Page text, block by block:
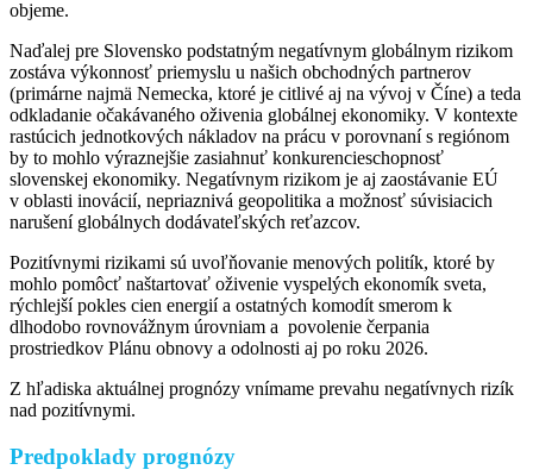
objeme.
Naďalej pre Slovensko podstatným negatívnym globálnym rizikom
zostáva výkonnosť priemyslu u našich obchodných partnerov
(primárne najmä Nemecka, ktoré je citlivé aj na vývoj v Číne) a teda
odkladanie očakávaného oživenia globálnej ekonomiky. V kontexte
rastúcich jednotkových nákladov na prácu v porovnaní s regiónom
by to mohlo výraznejšie zasiahnuť konkurencieschopnosť
slovenskej ekonomiky. Negatívnym rizikom je aj zaostávanie EÚ
v oblasti inovácií, nepriaznivá geopolitika a možnosť súvisiacich
narušení globálnych dodávateľských reťazcov.
Pozitívnymi rizikami sú uvoľňovanie menových politík, ktoré by
mohlo pomôcť naštartovať oživenie vyspelých ekonomík sveta,
rýchlejší pokles cien energií a ostatných komodít smerom k
dlhodobo rovnovážnym úrovniam a povolenie čerpania
prostriedkov Plánu obnovy a odolnosti aj po roku 2026.
Z hľadiska aktuálnej prognózy vnímame prevahu negatívnych rizík
nad pozitívnymi.
Predpoklady prognózy